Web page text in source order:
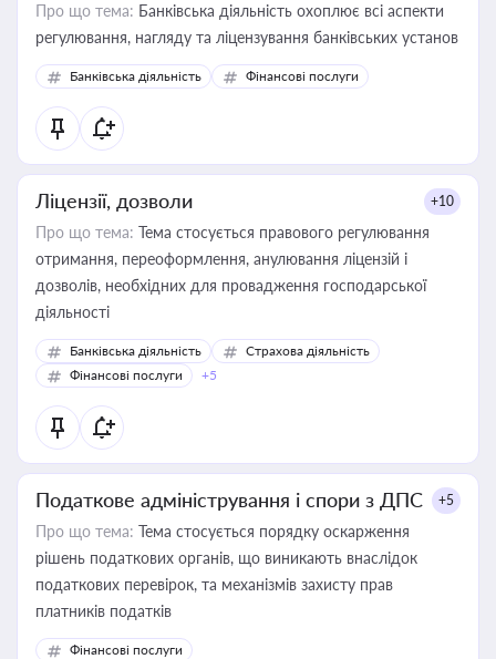
Про що тема: Банківська діяльність охоплює всі аспекти
регулювання, нагляду та ліцензування банківських установ
Банківська діяльність Фінансові послуги
Ліцензії, дозволи +10
Про що тема: Тема стосується правового регулювання
отримання, переоформлення, анулювання ліцензій і
дозволів, необхідних для провадження господарської
діяльності
Банківська діяльність
Страхова діяльність
Фінансові послуги
+5
Податкове адміністрування і спори з ДПС +5
Про що тема: Тема стосується порядку оскарження
рішень податкових органів, що виникають внаслідок
податкових перевірок, та механізмів захисту прав
платників податків
Фінансові послуги